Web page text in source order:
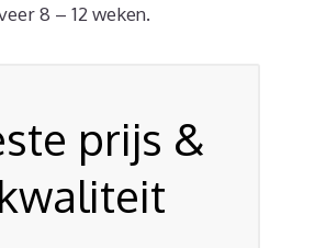
8 – 12 weken.
prijs &
kwaliteit